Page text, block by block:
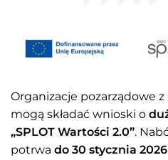
Organizacje pozarządowe z
mogą składać wnioski o
„SPLOT Wartości 2.0”.
potrwa do 30 stycznia